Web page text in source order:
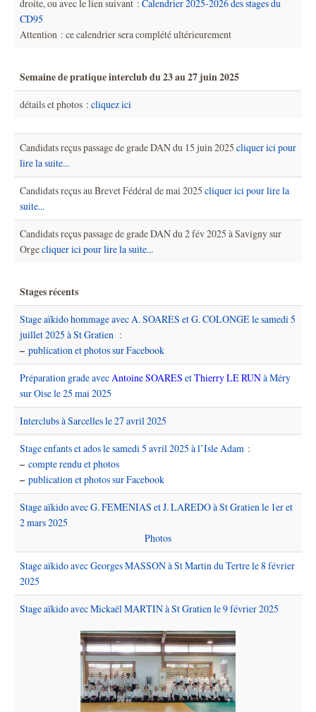
droite, ou avec le lien suivant : Calendrier 2025-2026 des stages du
CD95
Attention : ce calendrier sera complété ultérieurement
Semaine de pratique interclub du 23 au 27 juin 2025
détails et photos : cliquez ici
Candidats reçus passage de grade DAN du 15 juin 2025 cliquer ici pour
lire la suite...
Candidats reçus au Brevet Fédéral de mai 2025 cliquer ici pour lire la
suite...
Candidats reçus passage de grade DAN du 2 fév 2025 à Savigny sur
Orgecliquer ici pour lire la suite...
Stages récents
Stage aïkido hommage avec A. SOARES et G. COLONGE le samedi 5
juillet 2025 à St Gratien :
– publication et photos sur Facebook
Préparation grade avecAntoine SOARES etThierry LE RUNà Méry
sur Oise le 25 mai 2025
Interclubs à Sarcelles le 27 avril 2025
Stage enfants et ados le samedi 5 avril 2025 à l’Isle Adam :
– compte rendu et photos
– publication et photos sur Facebook
Stage aïkido avec G. FEMENIAS et J. LAREDO à St Gratien le 1er et
2 mars 2025
Photos
Stage aïkido avec Georges MASSON à St Martin du Tertre le 8 février
2025
Stage aïkido avec Mickaël MARTIN à St Gratien le 9 février 2025